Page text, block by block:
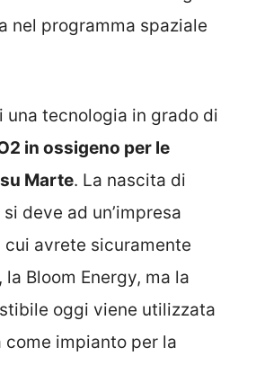
nel programma spaziale
una tecnologia in grado di
in ossigeno per le
Marte. La nascita di
deve ad un’impresa
avrete sicuramente
Bloom Energy, ma la
oggi viene utilizzata
come impianto per la